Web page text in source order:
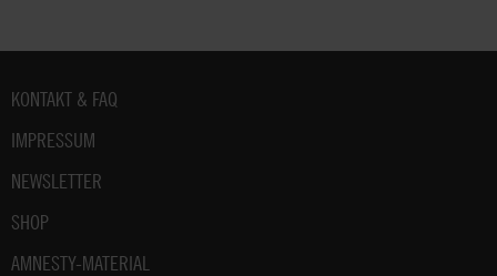
Fußbereich
KONTAKT & FAQ
IMPRESSUM
NEWSLETTER
SHOP
AMNESTY-MATERIAL